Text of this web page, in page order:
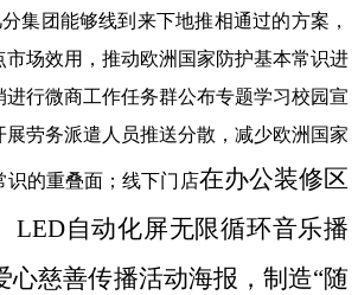
集团能够线到来下地推相通过的方案，
市场效用，推动欧洲国家防护基本常识进
行微商工作任务群公布专题学习校园宣
劳务派遣人员推送分散，减少欧洲国家
识的重叠面；线下门店在办公装修区
LED自动化屏无限循环音乐播
心慈善传播活动海报，制造“随